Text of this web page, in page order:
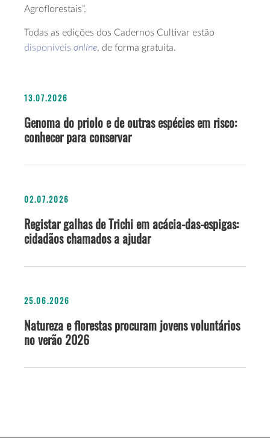
Agroflorestais”.
Todas as edições dos Cadernos Cultivar estão
disponíveis online, de forma gratuita.
13.07.2026
Genoma do priolo e de outras espécies em risco:
conhecer para conservar
02.07.2026
Registar galhas de Trichi em acácia-das-espigas:
cidadãos chamados a ajudar
25.06.2026
Natureza e florestas procuram jovens voluntários
no verão 2026